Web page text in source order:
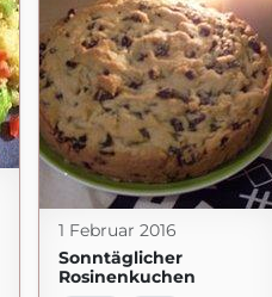
1 Februar 2016
Sonntäglicher
Rosinenkuchen